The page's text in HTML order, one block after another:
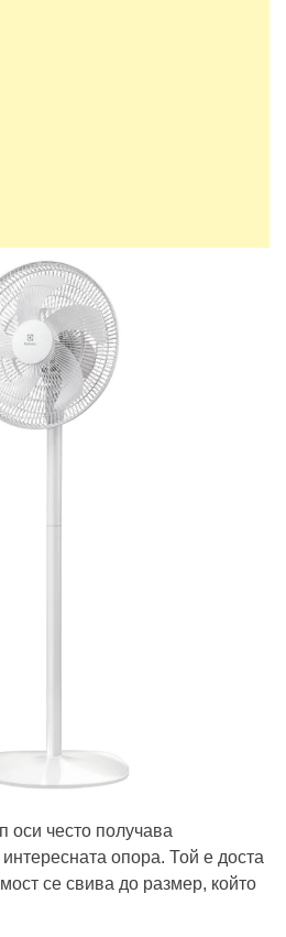
оси често получава
опора. Той е доста
се свива до размер, който